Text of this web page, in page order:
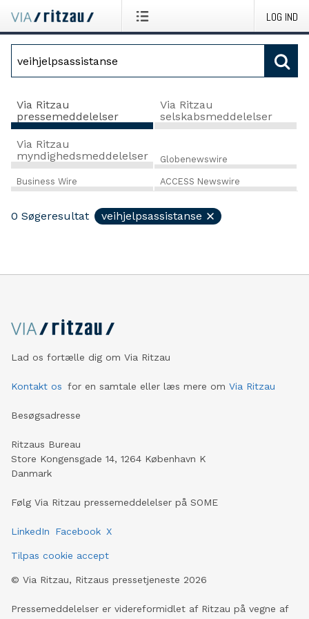
LOG IND
Via Ritzau
pressemeddelelser
Via Ritzau
selskabsmeddelelser
Via Ritzau
myndighedsmeddelelser
Globenewswire
Business Wire ACCESS Newswire
0 Søgeresultat veihjelpsassistanse
Lad os fortælle dig om Via Ritzau
Kontakt os for en samtale eller læs mere om Via Ritzau
Besøgsadresse
Ritzaus Bureau
Store Kongensgade 14, 1264 København K
Danmark
Følg Via Ritzau pressemeddelelser på SOME
LinkedIn Facebook X
Tilpas cookie accept
© Via Ritzau, Ritzaus pressetjeneste 2026
Pressemeddelelser er videreformidlet af Ritzau på vegne af